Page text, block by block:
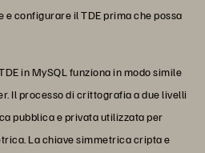
configurare il TDE prima che possa
in MySQL funziona in modo simile
Il processo di crittografia a due livelli
pubblica e privata utilizzata per
La chiave simmetrica cripta e